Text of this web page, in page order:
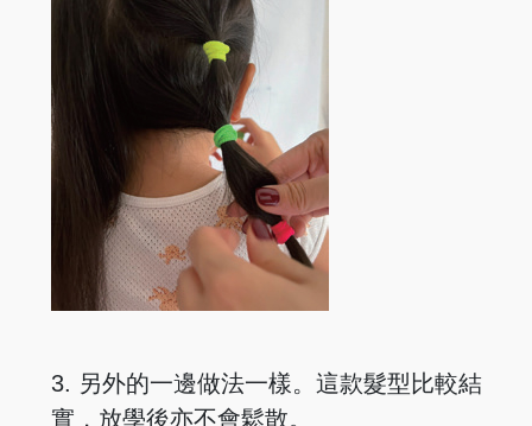
3. 另外的一邊做法一樣。這款髮型比較結
實，放學後亦不會鬆散。